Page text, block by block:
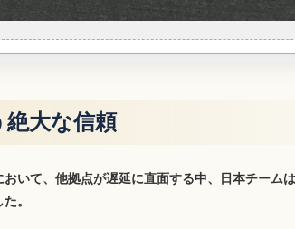
絶大な信頼
いて、他拠点が遅延に直面する中、日本チーム
。